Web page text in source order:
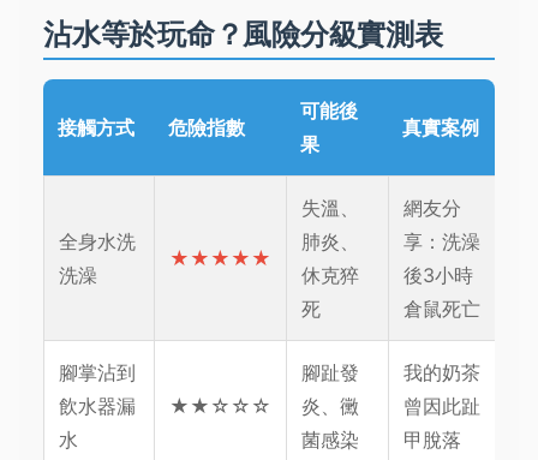
沾水等於玩命？風險分級實測表
接觸方式 危險指數
可能後
果
真實案例
全身水洗
洗澡
★★★★★
失溫、
肺炎、
休克猝
死
網友分
享：洗澡
後3小時
倉鼠死亡
腳掌沾到
飲水器漏
水
★★☆☆☆
腳趾發
炎、黴
菌感染
我的奶茶
曾因此趾
甲脫落